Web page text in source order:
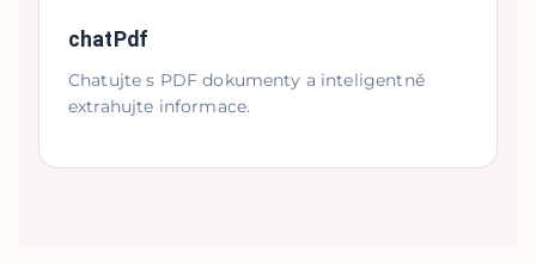
chatPdf
Chatujte s PDF dokumenty a inteligentně
extrahujte informace.